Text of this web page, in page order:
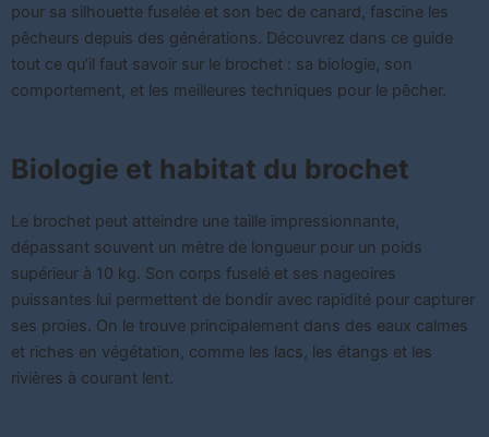
pour sa silhouette fuselée et son bec de canard, fascine les
pêcheurs depuis des générations. Découvrez dans ce guide
tout ce qu’il faut savoir sur le brochet : sa biologie, son
comportement, et les meilleures techniques pour le pêcher.
Biologie et habitat du brochet
Le brochet peut atteindre une taille impressionnante,
dépassant souvent un mètre de longueur pour un poids
supérieur à 10 kg. Son corps fuselé et ses nageoires
puissantes lui permettent de bondir avec rapidité pour capturer
ses proies. On le trouve principalement dans des eaux calmes
et riches en végétation, comme les lacs, les étangs et les
rivières à courant lent.